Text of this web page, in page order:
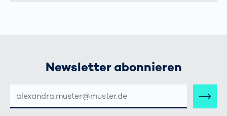
Newsletter abonnieren
MAIL-
ADRESSE